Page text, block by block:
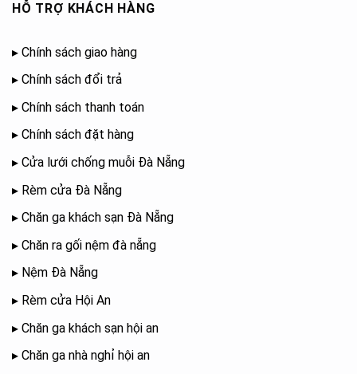
HỖ TRỢ KHÁCH HÀNG
▸ Chính sách giao hàng
▸ Chính sách đổi trả
▸ Chính sách thanh toán
▸ Chính sách đặt hàng
▸ Cửa lưới chống muỗi Đà Nẵng
▸ Rèm cửa Đà Nẵng
▸ Chăn ga khách sạn Đà Nẵng
▸ Chăn ra gối nệm đà nẵng
▸ Nệm Đà Nẵng
▸ Rèm cửa Hội An
▸ Chăn ga khách sạn hội an
▸ Chăn ga nhà nghỉ hội an